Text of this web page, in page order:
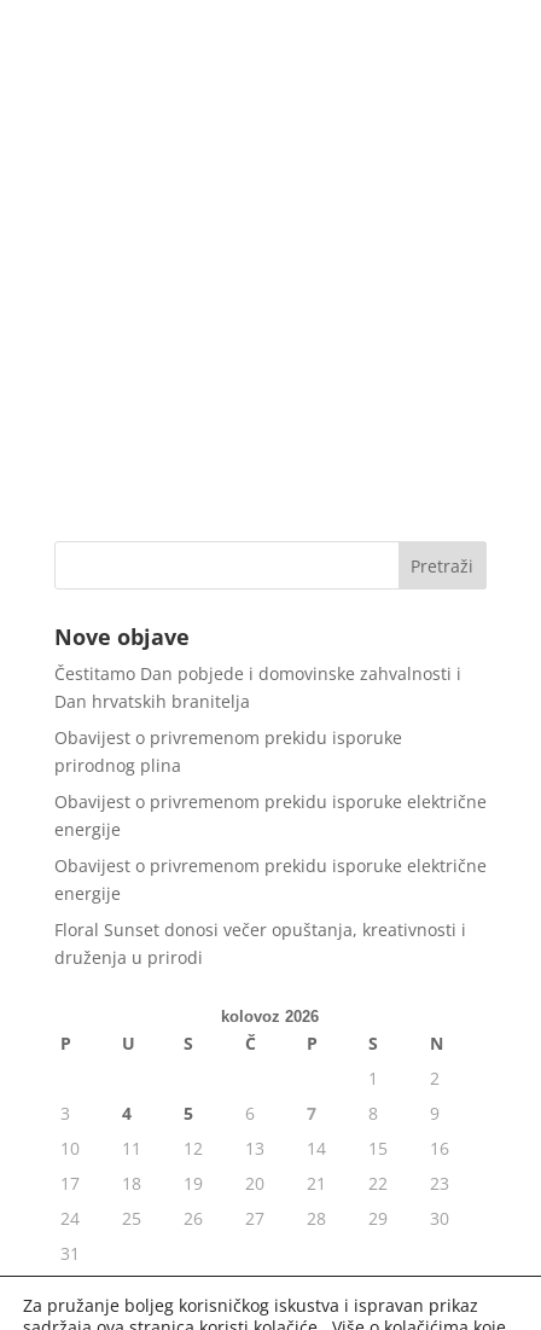
Nove objave
Čestitamo Dan pobjede i domovinske zahvalnosti i
Dan hrvatskih branitelja
Obavijest o privremenom prekidu isporuke
prirodnog plina
Obavijest o privremenom prekidu isporuke električne
energije
Obavijest o privremenom prekidu isporuke električne
energije
Floral Sunset donosi večer opuštanja, kreativnosti i
druženja u prirodi
kolovoz 2026
P U S Č P S
N
1
2
3
4 5 6 7 8
9
10
11 12 13 14 15
16
17
18 19 20 21 22
23
24
25 26 27 28 29
30
31
« srp
Za pružanje boljeg korisničkog iskustva i ispravan prikaz